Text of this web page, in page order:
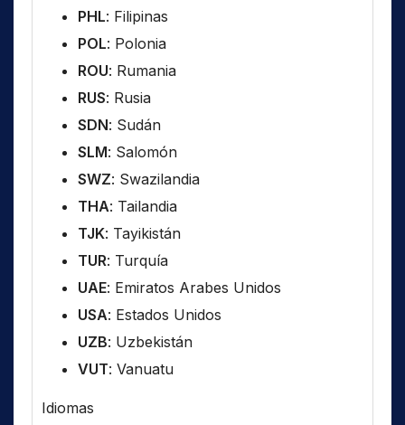
PHL: Filipinas
POL: Polonia
ROU: Rumania
RUS: Rusia
SDN: Sudán
SLM: Salomón
SWZ: Swazilandia
THA: Tailandia
TJK: Tayikistán
TUR: Turquía
UAE: Emiratos Arabes Unidos
USA: Estados Unidos
UZB: Uzbekistán
VUT: Vanuatu
Idiomas